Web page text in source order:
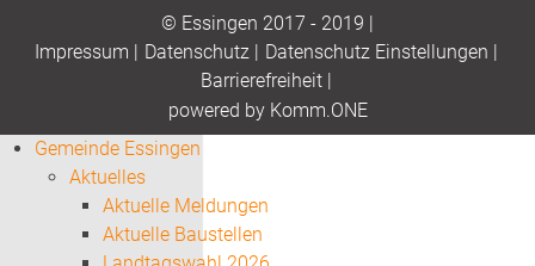
© Essingen 2017 - 2019 |
Impressum | Datenschutz| Datenschutz Einstellungen |
Barrierefreiheit|
powered by Komm.ONE
Gemeinde Essingen
Aktuelles
Aktuelle Meldungen
Aktuelle Baustellen